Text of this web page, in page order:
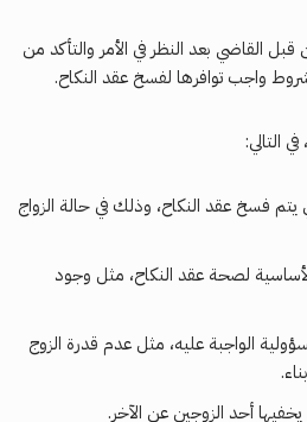
القاضي بعد النظر في الأمر والتأكد من
واجب توافرها لفسخ عقد النكاح.
التالي:
فسخ عقد النكاح، وذلك في حالة الزواج
لصحة عقد النكاح، مثل وجود
الواجبة عليه، مثل عدم قدرة الزوج
أحد الزوجين عن الآخر.